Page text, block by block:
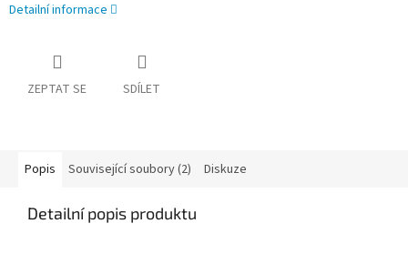
Detailní informace
ZEPTAT SE SDÍLET
Popis Související soubory (2) Diskuze
Detailní popis produktu